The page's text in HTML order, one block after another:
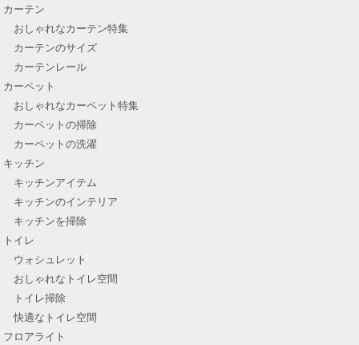
カーテン
おしゃれなカーテン特集
カーテンのサイズ
カーテンレール
カーペット
おしゃれなカーペット特集
カーペットの掃除
カーペットの洗濯
キッチン
キッチンアイテム
キッチンのインテリア
キッチンを掃除
トイレ
ウォシュレット
おしゃれなトイレ空間
トイレ掃除
快適なトイレ空間
フロアライト